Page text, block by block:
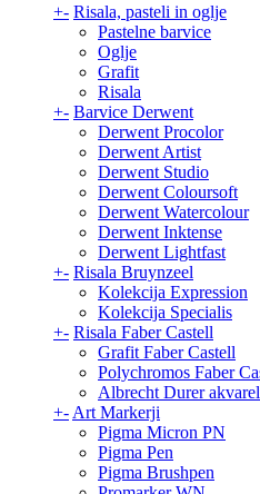
+- Risala, pasteli in oglje
Pastelne barvice
Oglje
Grafit
Risala
+- Barvice Derwent
Derwent Procolor
Derwent Artist
Derwent Studio
Derwent Coloursoft
Derwent Watercolour
Derwent Inktense
Derwent Lightfast
+- Risala Bruynzeel
Kolekcija Expression
Kolekcija Specialis
+- Risala Faber Castell
Grafit Faber Castell
Polychromos Faber
Albrecht Durer
+- Art Markerji
Pigma Micron PN
Pigma Pen
Pigma Brushpen